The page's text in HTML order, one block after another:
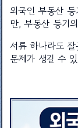
외국인 부동산
만, 부동산 등기
서류 하나라도
문제가 생길 수